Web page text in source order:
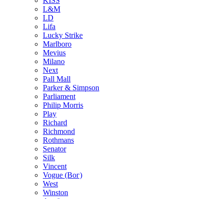
L&M
LD
Lifa
Lucky Strike
Marlboro
Mevius
Milano
Next
Pall Mall
Parker & Simpson
Parliament
Philip Morris
Play
Richard
Richmond
Rothmans
Senator
Silk
Vincent
Vogue (Вог)
West
Winston